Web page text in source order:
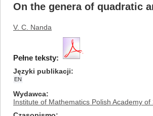
On the genera of quadratic
V. C. Nanda
Pełne teksty:
Języki publikacji
EN
Wydawca
Institute of Mathematics Polish Academy of